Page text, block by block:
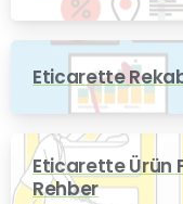
Eticarette
Eticarette Ürün
Rehber